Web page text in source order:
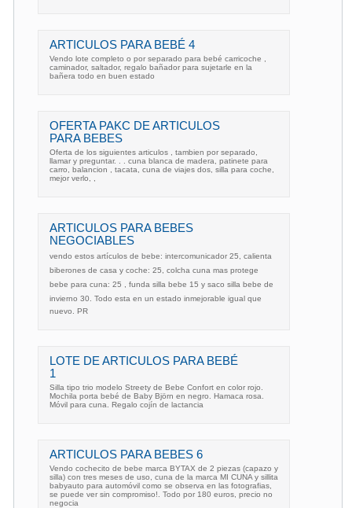
ARTICULOS PARA BEBÉ 4
Vendo lote completo o por separado para bebé carricoche ,
caminador, saltador, regalo bañador para sujetarle en la
bañera todo en buen estado
OFERTA PAKC DE ARTICULOS
PARA BEBES
Oferta de los siguientes articulos , tambien por separado,
llamar y preguntar. . . cuna blanca de madera, patinete para
carro, balancion , tacata, cuna de viajes dos, silla para coche,
mejor verlo, ,
ARTICULOS PARA BEBES
NEGOCIABLES
vendo estos artículos de bebe: intercomunicador 25, calienta
biberones de casa y coche: 25, colcha cuna mas protege
bebe para cuna: 25 , funda silla bebe 15 y saco silla bebe de
invierno 30. Todo esta en un estado inmejorable igual que
nuevo. PR
LOTE DE ARTICULOS PARA BEBÉ
1
Silla tipo trio modelo Streety de Bebe Confort en color rojo.
Mochila porta bebé de Baby Björn en negro. Hamaca rosa.
Móvil para cuna. Regalo cojín de lactancia
ARTICULOS PARA BEBES 6
Vendo cochecito de bebe marca BYTAX de 2 piezas (capazo y
silla) con tres meses de uso, cuna de la marca MI CUNA y sillita
babyauto para automóvil como se observa en las fotografias,
se puede ver sin compromiso!. Todo por 180 euros, precio no
negocia